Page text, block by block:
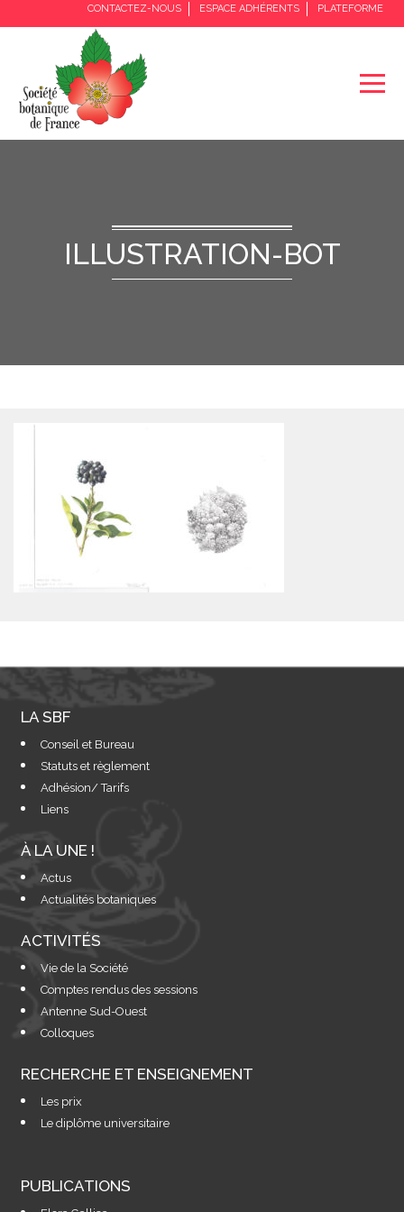
CONTACTEZ-NOUS ESPACE ADHÉRENTS PLATEFORME
ILLUSTRATION-BOT
LA SBF
Conseil et Bureau
Statuts et règlement
Adhésion/ Tarifs
Liens
À LA UNE !
Actus
Actualités botaniques
ACTIVITÉS
Vie de la Société
Comptes rendus des sessions
Antenne Sud-Ouest
Colloques
RECHERCHE ET ENSEIGNEMENT
Les prix
Le diplôme universitaire
PUBLICATIONS